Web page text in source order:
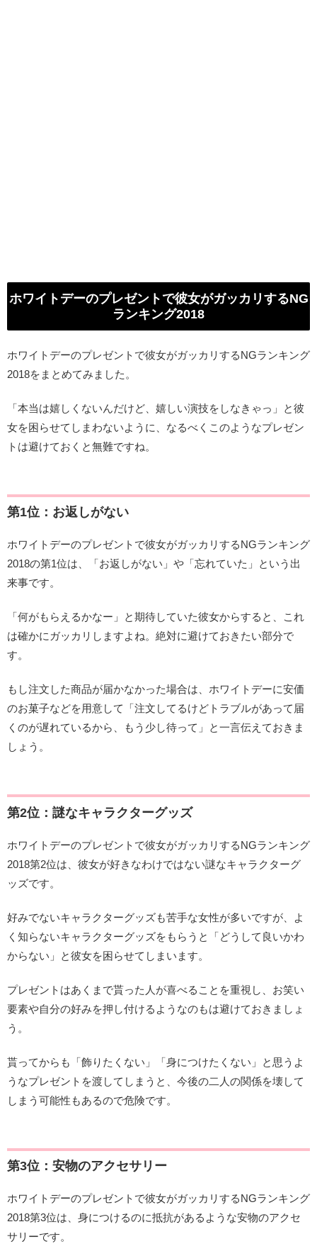
ホワイトデーのプレゼントで彼女がガッカリするNG
ランキング2018
ホワイトデーのプレゼントで彼女がガッカリするNGランキング
2018をまとめてみました。
「本当は嬉しくないんだけど、嬉しい演技をしなきゃっ」と彼
女を困らせてしまわないように、なるべくこのようなプレゼン
トは避けておくと無難ですね。
第1位：お返しがない
ホワイトデーのプレゼントで彼女がガッカリするNGランキング
2018の第1位は、「お返しがない」や「忘れていた」という出
来事です。
「何がもらえるかなー」と期待していた彼女からすると、これ
は確かにガッカリしますよね。絶対に避けておきたい部分で
す。
もし注文した商品が届かなかった場合は、ホワイトデーに安価
のお菓子などを用意して「注文してるけどトラブルがあって届
くのが遅れているから、もう少し待って」と一言伝えておきま
しょう。
第2位：謎なキャラクターグッズ
ホワイトデーのプレゼントで彼女がガッカリするNGランキング
2018第2位は、彼女が好きなわけではない謎なキャラクターグ
ッズです。
好みでないキャラクターグッズも苦手な女性が多いですが、よ
く知らないキャラクターグッズをもらうと「どうして良いかわ
からない」と彼女を困らせてしまいます。
プレゼントはあくまで貰った人が喜べることを重視し、お笑い
要素や自分の好みを押し付けるようなのもは避けておきましょ
う。
貰ってからも「飾りたくない」「身につけたくない」と思うよ
うなプレゼントを渡してしまうと、今後の二人の関係を壊して
しまう可能性もあるので危険です。
第3位：安物のアクセサリー
ホワイトデーのプレゼントで彼女がガッカリするNGランキング
2018第3位は、身につけるのに抵抗があるような安物のアクセ
サリーです。